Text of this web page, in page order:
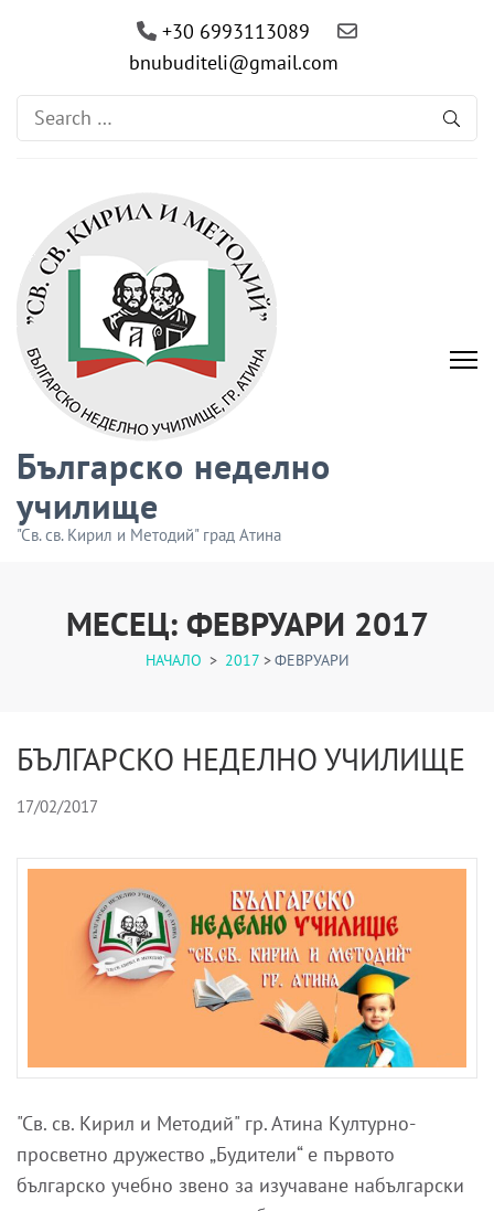
+30 6993113089
bnubuditeli@gmail.com
Search
for:
Българско неделно
училище
"Св. св. Кирил и Методий" град Атина
МЕСЕЦ: ФЕВРУАРИ 2017
НАЧАЛО > 2017 >ФЕВРУАРИ
БЪЛГАРСКО НЕДЕЛНО УЧИЛИЩЕ
17/02/2017
"Св. св. Кирил и Методий" гр. Атина Културно-
просветно дружество „Будители“ е първото
българско учебно звено за изучаване набългарски